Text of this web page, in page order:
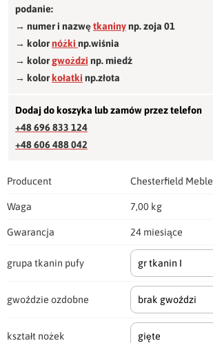
podanie:
→ numer i nazwętkaninynp. zoja 01
→ kolornóżki np.wiśnia
→ kolorgwożdzi np. miedź
→ kolorkołatki np.złota
Dodaj do koszyka lub zamów przez telefon
+48 696 833 124
+48 606 488 042
Producent Chesterfield Meble
Waga 7,00 kg
Gwarancja 24 miesiące
grupa tkanin pufy gr tkanin I
gwoździe ozdobne brak gwoździ
kształt nożek gięte